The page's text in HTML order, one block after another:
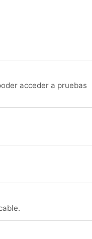
acceder a pruebas